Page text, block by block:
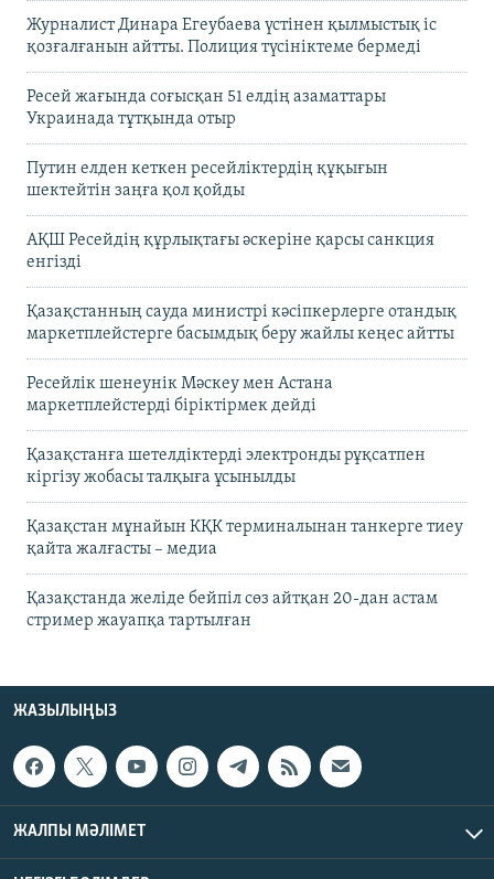
Журналист Динара Егеубаева үстінен қылмыстық іс
қозғалғанын айтты. Полиция түсініктеме бермеді
Ресей жағында соғысқан 51 елдің азаматтары
Украинада тұтқында отыр
Путин елден кеткен ресейліктердің құқығын
шектейтін заңға қол қойды
АҚШ Ресейдің құрлықтағы әскеріне қарсы санкция
енгізді
Қазақстанның сауда министрі кәсіпкерлерге отандық
маркетплейстерге басымдық беру жайлы кеңес айтты
Ресейлік шенеунік Мәскеу мен Астана
маркетплейстерді біріктірмек дейді
Қазақстанға шетелдіктерді электронды рұқсатпен
кіргізу жобасы талқыға ұсынылды
Қазақстан мұнайын КҚК терминалынан танкерге тиеу
қайта жалғасты – медиа
Қазақстанда желіде бейпіл сөз айтқан 20-дан астам
стример жауапқа тартылған
ЖАЗЫЛЫҢЫЗ
ЖАЛПЫ МӘЛІМЕТ